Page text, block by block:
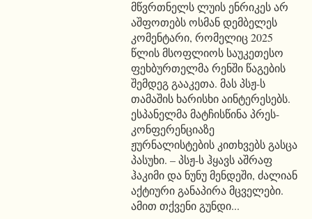
მწვრთნელს ლუის ენრიკეს არ
აშფოთებს ოსმან დემბელეს
კომენტარი, რომელიც 2025
წლის მსოფლიოს საუკეთესო
ფეხბურთელმა რენში წაგების
შემდეგ გააკეთა. მას პსჟ-ს
თამაშის ხარისხი აინტერესებს.
ესპანელმა მატჩისწინა პრეს-
კონფერენციაზე
ჟურნალისტების კითხვებს გასცა
პასუხი. – პსჟ-ს ჰყავს აშრაფ
ჰაკიმი და ნუნუ მენდეში, ძალიან
აქტიური განაპირა მცველები.
ამით თქვენი გუნდი...